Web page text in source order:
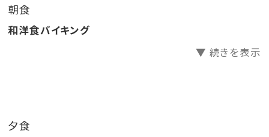
※ご予約状況によりバイキングではなく朝食ボックスで
のご提供となる場合がございます。
■ご夕食（18：30～22：00）ラストオーダー21：00
イキングをご用意致します。
朝食
和洋食バイキング
▼ 続きを表示
夕食